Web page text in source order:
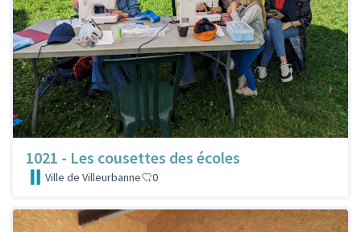
1021 - Les cousettes des écoles
Ville de Villeurbanne 0